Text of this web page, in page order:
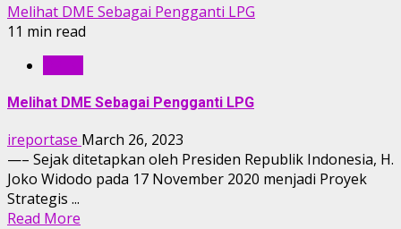
Melihat DME Sebagai Pengganti LPG
11 min read
Melihat DME Sebagai Pengganti LPG
ireportase March 26, 2023
—– Sejak ditetapkan oleh Presiden Republik Indonesia, H.
Joko Widodo pada 17 November 2020 menjadi Proyek
Strategis ...
Read More